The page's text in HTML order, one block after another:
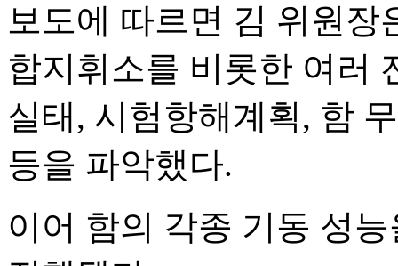
보도에 따르면 김 위원장
합지휘소를 비롯한 여러
실태, 시험항해계획, 함
등을 파악했다.
이어 함의 각종 기동 성